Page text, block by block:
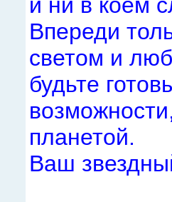
Впереди
светом и
будьте
планетой.
Ваш